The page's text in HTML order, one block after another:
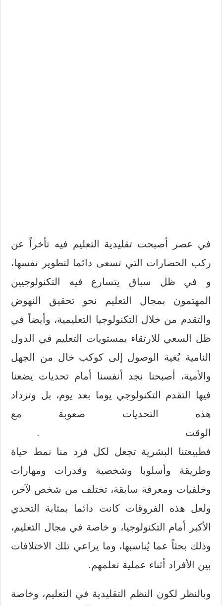
في عصر أصبحت تقليدية التعليم فيه تأخراً عن
ركب الحضارات التي تسعى دائما لتطوير نفسها،
و في ظل سباق يتسارع فيه التكنولوجيين
المهتمون بمجال التعليم نحو تحقيق النهوض
والتقدم من خلال التكنولوجيا التعليمية، وأيضاً في
ظل السعي للارتقاء بمستويات التعليم في الدول
النامية بُغية الوصول إلى كوكب خال من الجهل
والأمية، أصبحنا نجد أنفسنا أمام تحديات يضعنا
فيها التقدم التكنولوجي يوما بعد يوم، بل وتزداد
هذه التحديات صعوبة مع
الوقت .
فطبيعتنا البشرية تجعل لكل فرد منا نمط حياة
وطريقة وأسلوبا وشخصية وقدرات ومهارات
وخلفيات ومعرفة سابقة، تختلف من شخص لآخر،
ولعل هذه الفروقات كانت دائما بمثابة التحدي
الأكبر أمام التكنولوجيا، و خاصة في مجال التعليم،
وذلك بحثاً عما يُناسبها، وما يراعي تلك الاختلافات
بين الأفراد أثناء عملية تعلمهم.
وبالنظر لكون النظم التقليدية في التعليم، وخاصة